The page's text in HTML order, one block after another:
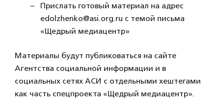
Прислать готовый материал на адрес
edolzhenko@asi.org.ru c темой письма
«Щедрый медиацентр»
Материалы будут публиковаться на сайте
Агентства социальной информации и в
социальных сетях АСИ с отдельными хештегами
как часть спецпроекта «Щедрый медиацентр».